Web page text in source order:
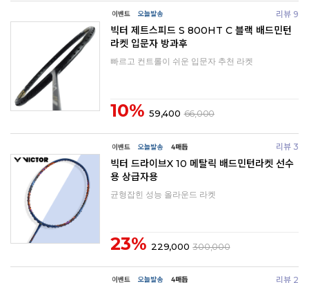
리뷰 9
빅터 제트스피드 S 800HT C 블랙 배드민턴
라켓 입문자 방과후
빠르고 컨트롤이 쉬운 입문자 추천 라켓
10% 59,400 66,000
리뷰 3
빅터 드라이브X 10 메탈릭 배드민턴라켓 선수
용 상급자용
균형잡힌 성능 올라운드 라켓
23% 229,000 300,000
리뷰 2